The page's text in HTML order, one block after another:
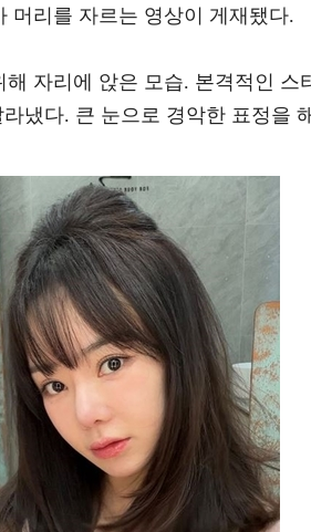
머리를 자르는 영상이 게재됐다.
자리에 앉은 모습. 본격적인 스
냈다. 큰 눈으로 경악한 표정을 해